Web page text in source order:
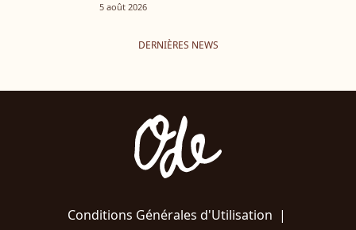
5 août 2026
DERNIÈRES NEWS
Conditions Générales d'Utilisation |